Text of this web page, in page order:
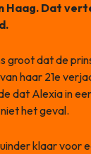
Haag. Dat
groot dat de
haar 21e
dat Alexia in
het geval.
klaar voor